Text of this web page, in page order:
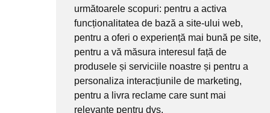
următoarele scopuri: pentru a activa
funcționalitatea de bază a site-ului web,
pentru a oferi o experiență mai bună pe site,
pentru a vă măsura interesul față de
produsele și serviciile noastre și pentru a
personaliza interacțiunile de marketing,
pentru a livra reclame care sunt mai
relevante pentru dvs.